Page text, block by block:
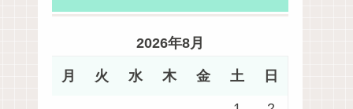
2026年8月
月 火 水 木 金 土 日